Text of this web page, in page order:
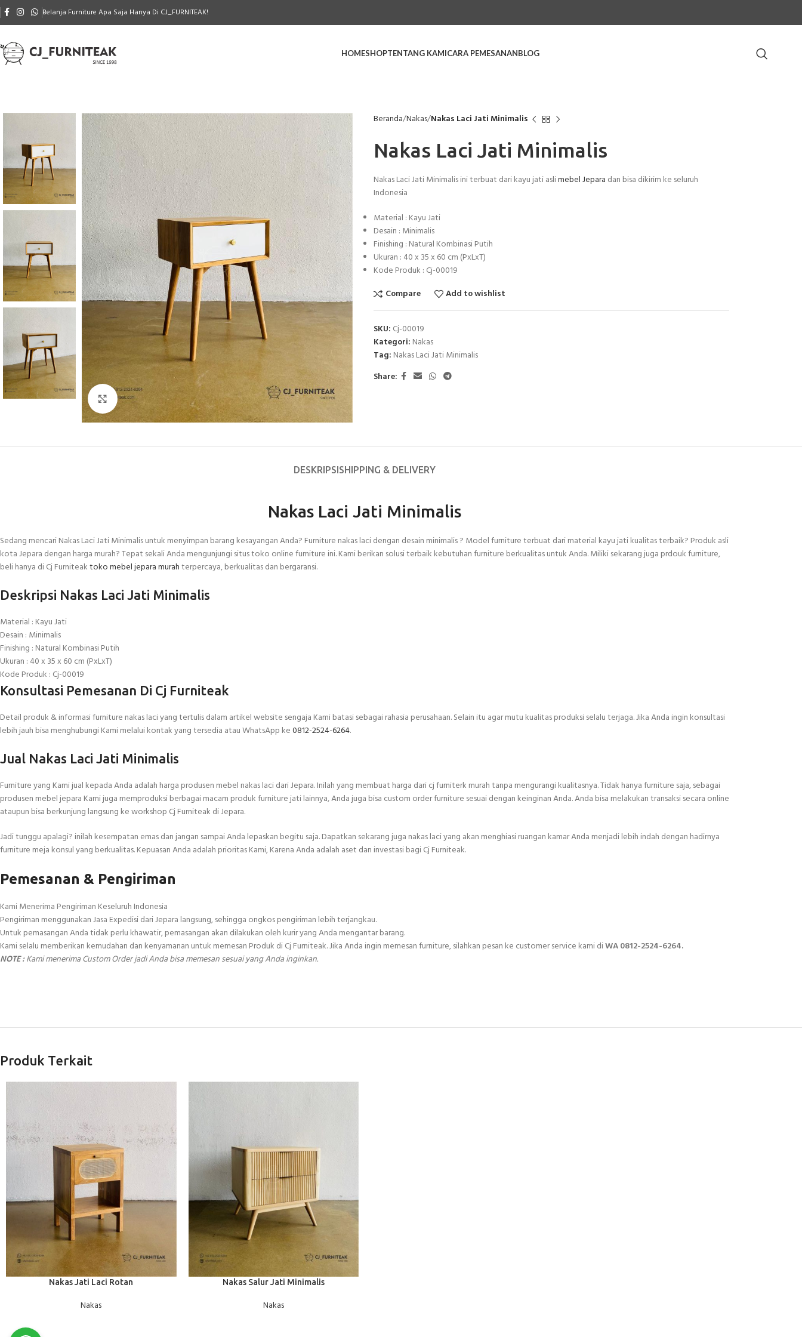
Belanja Furniture Apa Saja Hanya Di CJ_FURNITEAK!
HOMESHOPTENTANG KAMICARA PEMESANANBLOG
Click to enlarge
Beranda Nakas Nakas Laci Jati Minimalis
Nakas Laci Jati Minimalis
Nakas Laci Jati Minimalis ini terbuat dari kayu jati aslimebel Jepara dan bisa dikirim ke seluruh
Indonesia
Material : Kayu Jati
Desain : Minimalis
Finishing : Natural Kombinasi Putih
Ukuran : 40 x 35 x 60 cm (PxLxT)
Kode Produk : Cj-00019
Compare
Add to wishlist
SKU: Cj-00019
Kategori: Nakas
Tag: Nakas Laci Jati Minimalis
Share:
DESKRIPSI SHIPPING & DELIVERY
Nakas Laci Jati Minimalis
Sedang mencari Nakas Laci Jati Minimalis untuk menyimpan barang kesayangan Anda? Furniture nakas laci dengan desain minimalis ? Model furniture terbuat dari material kayu jati kualitas terbaik? Produk asli
kota Jepara dengan harga murah? Tepat sekali Anda mengunjungi situs toko online furniture ini. Kami berikan solusi terbaik kebutuhan furniture berkualitas untuk Anda. Miliki sekarang juga prdouk furniture,
beli hanya di Cj Furniteaktoko mebel jepara murahterpercaya, berkualitas dan bergaransi.
Deskripsi Nakas Laci Jati Minimalis
Material : Kayu Jati
Desain : Minimalis
Finishing : Natural Kombinasi Putih
Ukuran : 40 x 35 x 60 cm (PxLxT)
Kode Produk : Cj-00019
Konsultasi Pemesanan Di Cj Furniteak
Detail produk & informasi furniture nakas laci yang tertulis dalam artikel website sengaja Kami batasi sebagai rahasia perusahaan. Selain itu agar mutu kualitas produksi selalu terjaga. Jika Anda ingin konsultasi
lebih jauh bisa menghubungi Kami melalui kontak yang tersedia atau WhatsApp ke0812-2524-6264.
Jual Nakas Laci Jati Minimalis
Furniture yang Kami jual kepada Anda adalah harga produsen mebel nakas laci dari Jepara. Inilah yang membuat harga dari cj furniterk murah tanpa mengurangi kualitasnya. Tidak hanya furniture saja, sebagai
produsen mebel jepara Kami juga memproduksi berbagai macam produk furniture jati lainnya, Anda juga bisa custom order furniture sesuai dengan keinginan Anda. Anda bisa melakukan transaksi secara online
ataupun bisa berkunjung langsung ke workshop Cj Furniteak di Jepara.
Jadi tunggu apalagi? inilah kesempatan emas dan jangan sampai Anda lepaskan begitu saja. Dapatkan sekarang juga nakas laci yang akan menghiasi ruangan kamar Anda menjadi lebih indah dengan hadirnya
furniture meja konsul yang berkualitas. Kepuasan Anda adalah prioritas Kami, Karena Anda adalah aset dan investasi bagi Cj Furniteak.
Pemesanan & Pengiriman
Kami Menerima Pengiriman Keseluruh Indonesia
Pengiriman menggunakan Jasa Expedisi dari Jepara langsung, sehingga ongkos pengiriman lebih terjangkau.
Untuk pemasangan Anda tidak perlu khawatir, pemasangan akan dilakukan oleh kurir yang Anda mengantar barang.
Kami selalu memberikan kemudahan dan kenyamanan untuk memesan Produk di Cj Furniteak. Jika Anda ingin memesan furniture, silahkan pesan ke customer service kami diWA 0812-2524-6264.
NOTE :Kami menerima Custom Order jadi Anda bisa memesan sesuai yang Anda inginkan.
Produk Terkait
BACA SELENGKAPNYANakas Jati Laci Rotan
Nakas
BACA SELENGKAPNYA
Nakas Salur Jati Minimalis
Nakas